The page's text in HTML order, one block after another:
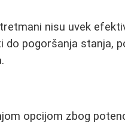
nisu uvek
pogoršanja stanja,
opcijom zbog